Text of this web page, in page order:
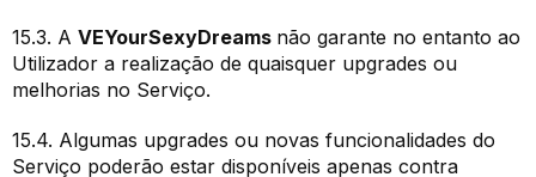
15.3. A VEYourSexyDreams não garante no entanto ao
Utilizador a realização de quaisquer upgrades ou
melhorias no Serviço.
15.4. Algumas upgrades ou novas funcionalidades do
Serviço poderão estar disponíveis apenas contra